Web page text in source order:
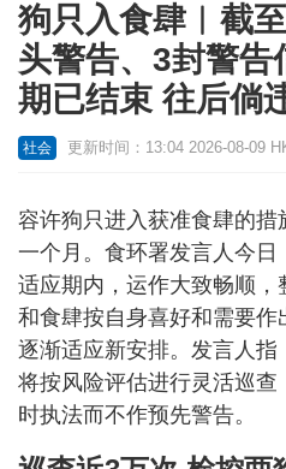
狗只入食肆︱截
头警告、3封警告
期已结束 往后倘
社会 更新时间：13:04 2026-08-09
容许狗只进入获准食肆的
一个月。食环署发言人今日
适应期内，运作大致畅顺
和食肆按自身喜好和需要
逐渐适应新安排。发言人
将按风险评估进行灵活巡查
时执法而不作预先警告。